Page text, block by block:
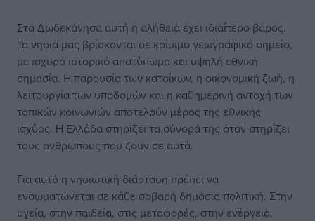
Στα Δωδεκάνησα αυτή η αλήθεια έχει ιδιαίτερο βάρος.
Τα νησιά μας βρίσκονται σε κρίσιμο γεωγραφικό σημείο,
με ισχυρό ιστορικό αποτύπωμα και υψηλή εθνική
σημασία. Η παρουσία των κατοίκων, η οικονομική ζωή, η
λειτουργία των υποδομών και η καθημερινή αντοχή των
τοπικών κοινωνιών αποτελούν μέρος της εθνικής
ισχύος. Η Ελλάδα στηρίζει τα σύνορά της όταν στηρίζει
τους ανθρώπους που ζουν σε αυτά.
Για αυτό η νησιωτική διάσταση πρέπει να
ενσωματώνεται σε κάθε σοβαρή δημόσια πολιτική. Στην
υγεία, στην παιδεία, στις μεταφορές, στην ενέργεια,